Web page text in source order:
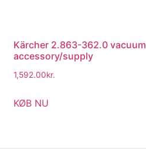
Kärcher 2.863-362.0 vacuum
accessory/supply
1,592.00kr.
KØB NU